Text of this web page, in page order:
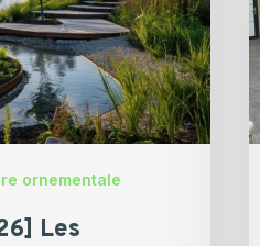
ornementale
Les